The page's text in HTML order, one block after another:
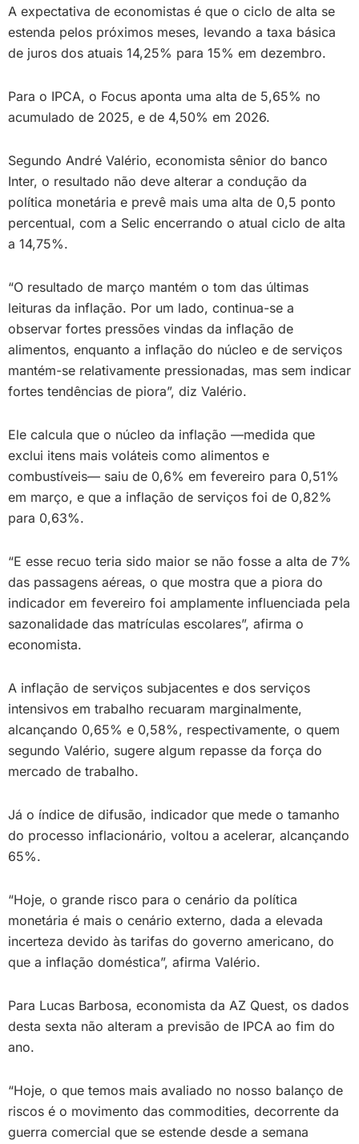
A expectativa de economistas é que o ciclo de alta se
estenda pelos próximos meses, levando a taxa básica
de juros dos atuais 14,25% para 15% em dezembro.
Para o IPCA, o Focus aponta uma alta de 5,65% no
acumulado de 2025, e de 4,50% em 2026.
Segundo André Valério, economista sênior do banco
Inter, o resultado não deve alterar a condução da
política monetária e prevê mais uma alta de 0,5 ponto
percentual, com a Selic encerrando o atual ciclo de alta
a 14,75%.
“O resultado de março mantém o tom das últimas
leituras da inflação. Por um lado, continua-se a
observar fortes pressões vindas da inflação de
alimentos, enquanto a inflação do núcleo e de serviços
mantém-se relativamente pressionadas, mas sem indicar
fortes tendências de piora”, diz Valério.
Ele calcula que o núcleo da inflação —medida que
exclui itens mais voláteis como alimentos e
combustíveis— saiu de 0,6% em fevereiro para 0,51%
em março, e que a inflação de serviços foi de 0,82%
para 0,63%.
“E esse recuo teria sido maior se não fosse a alta de 7%
das passagens aéreas, o que mostra que a piora do
indicador em fevereiro foi amplamente influenciada pela
sazonalidade das matrículas escolares”, afirma o
economista.
A inflação de serviços subjacentes e dos serviços
intensivos em trabalho recuaram marginalmente,
alcançando 0,65% e 0,58%, respectivamente, o quem
segundo Valério, sugere algum repasse da força do
mercado de trabalho.
Já o índice de difusão, indicador que mede o tamanho
do processo inflacionário, voltou a acelerar, alcançando
65%.
“Hoje, o grande risco para o cenário da política
monetária é mais o cenário externo, dada a elevada
incerteza devido às tarifas do governo americano, do
que a inflação doméstica”, afirma Valério.
Para Lucas Barbosa, economista da AZ Quest, os dados
desta sexta não alteram a previsão de IPCA ao fim do
ano.
“Hoje, o que temos mais avaliado no nosso balanço de
riscos é o movimento das commodities, decorrente da
guerra comercial que se estende desde a semana